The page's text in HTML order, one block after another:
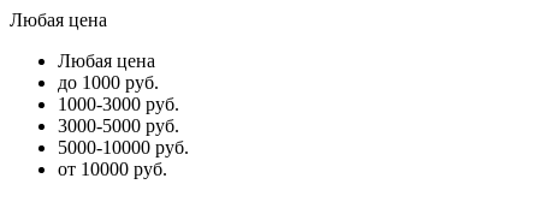
Любая цена
Любая цена
до 1000 руб.
1000-3000 руб.
3000-5000 руб.
5000-10000 руб.
от 10000 руб.